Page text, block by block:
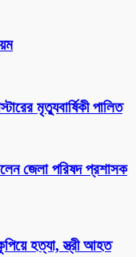
মৃত্যুবার্ষিকী পালিত
জেলা পরিষদ প্রশাসক
হত্যা, স্ত্রী আহত